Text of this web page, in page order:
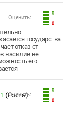
0
0
Оценить:
государства
отказ от
насилие не
его
0
0
Оценить:
(Гость)